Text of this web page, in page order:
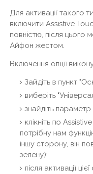
Для активації такого
включити Assistive
повністю, після
Айфон жестом.
Включення опції
Зайдіть в пункт
виберіть
знайдіть параметр
клікніть по
потрібну нам
іншу сторону, він
зелену);
після активації